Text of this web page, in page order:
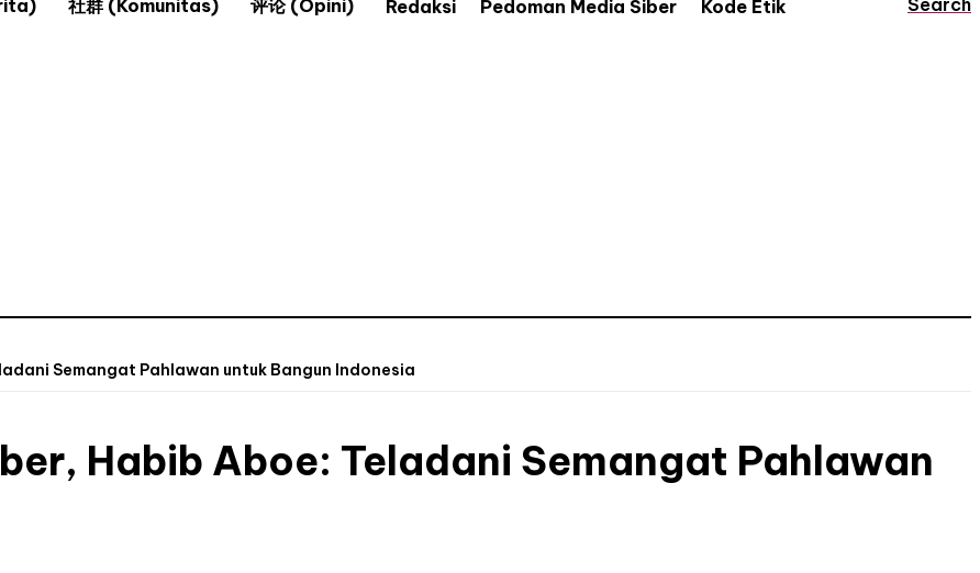
社群 (Komunitas) 评论 (Opini) Redaksi Pedoman Media Siber Kode Etik Search
Semangat Pahlawan untuk Bangun Indonesia
Habib Aboe: Teladani Semangat Pahlawan